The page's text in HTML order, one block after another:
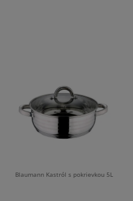
Blaumann Kastról s pokrievkou 5L